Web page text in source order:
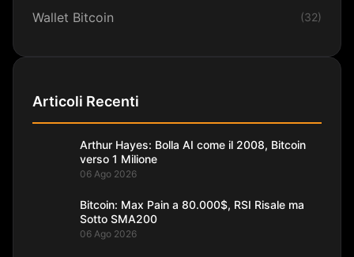
Wallet Bitcoin (32)
Articoli Recenti
Arthur Hayes: Bolla AI come il 2008, Bitcoin
verso 1 Milione
06 Ago 2026
Bitcoin: Max Pain a 80.000$, RSI Risale ma
Sotto SMA200
06 Ago 2026